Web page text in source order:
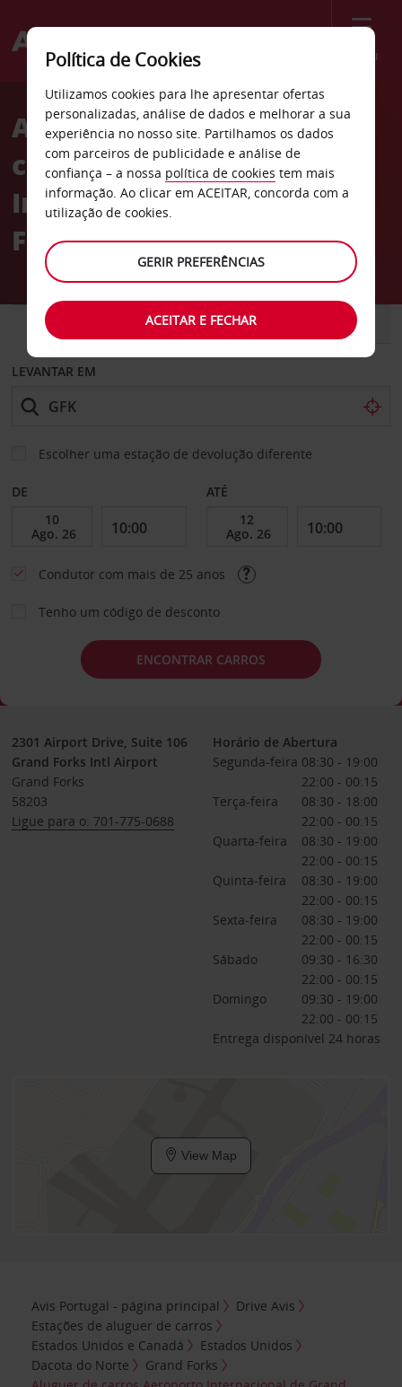
Menu
Welcome
AvisAluguer de
carros Aeroporto
Internacional de Grand
Forks
COMERCIAIS
LEVANTAR EM
Escolher uma estação de devolução diferente
DE ATÉ
Condutor com mais de 25 anos
Tenho um código de desconto
ENCONTRAR CARROS
2301 Airport Drive, Suite 106
Grand Forks Intl Airport
Grand Forks
58203
Ligue para o: 701-775-0688
Horário de Abertura
Segunda-feira 08:30 - 19:00
22:00 - 00:15
Terça-feira
08:30 - 18:00
22:00 - 00:15
Quarta-feira
08:30 - 19:00
22:00 - 00:15
Quinta-feira
08:30 - 19:00
22:00 - 00:15
Sexta-feira
08:30 - 19:00
22:00 - 00:15
Sábado
09:30 - 16:30
22:00 - 00:15
Domingo
09:30 - 19:00
22:00 - 00:15
Entrega disponível 24 horas
View Map
Avis Portugal - página principal
Drive Avis
Estações de aluguer de carros
Estados Unidos e Canadá
Estados Unidos
Dacota do Norte
Grand Forks
Política de Cookies
Utilizamos cookies para lhe apresentar ofertas
personalizadas, análise de dados e melhorar a sua
experiência no nosso site. Partilhamos os dados
com parceiros de publicidade e análise de
confiança – a nossa política de cookies tem mais
informação. Ao clicar em ACEITAR, concorda com a
utilização de cookies.
GERIR PREFERÊNCIAS
ACEITAR E FECHAR